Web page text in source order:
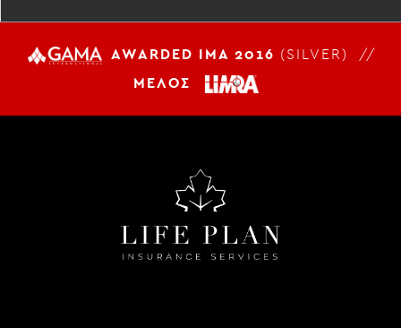
AWARDED IMA 2016 (SILVER) //
ΜΕΛΟΣ